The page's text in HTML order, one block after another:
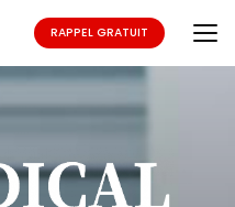
RAPPEL GRATUIT